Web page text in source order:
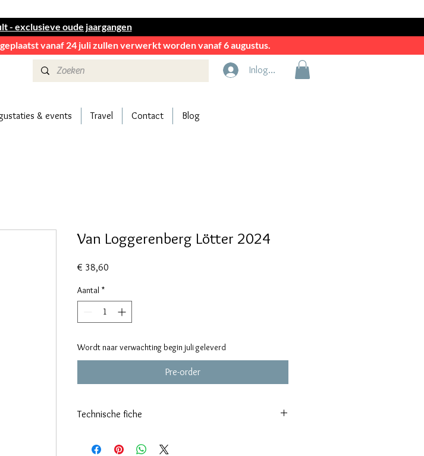
- exclusieve oude jaargangen
vanaf 24 juli zullen verwerkt worden vanaf 6 augustus.
Inloggen
& events Travel Contact Blog
Van Loggerenberg Lötter 2024
€ 38,60
Aantal *
Wordt naar verwachting begin juli geleverd
Pre-order
Technische fiche